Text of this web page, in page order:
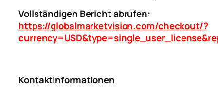
Vollständigen Bericht abrufen:
https://globalmarketvision.com/checkout/?
Kontaktinformationen